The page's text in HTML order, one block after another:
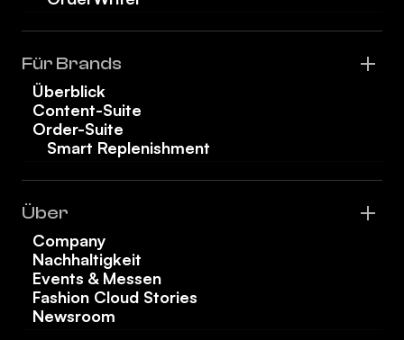
Für Brands
Überblick
Content-Suite
Order-Suite
Smart Replenishment
Über
Company
Nachhaltigkeit
Events & Messen
Fashion Cloud Stories
Newsroom